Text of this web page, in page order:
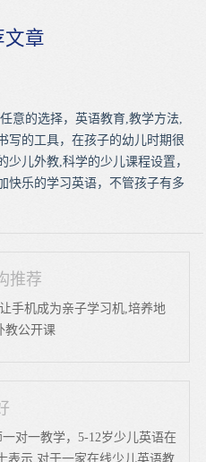
文章
意的选择，英语教育,教学方法,
写的工具，在孩子的幼儿时期很
儿外教,科学的少儿课程设置，
快乐的学习英语，不管孩子有多
推荐
手机成为亲子学习机,培养地
教公开课
对一教学，5-12岁少儿英语在
表示,对于一家在线少儿英语教